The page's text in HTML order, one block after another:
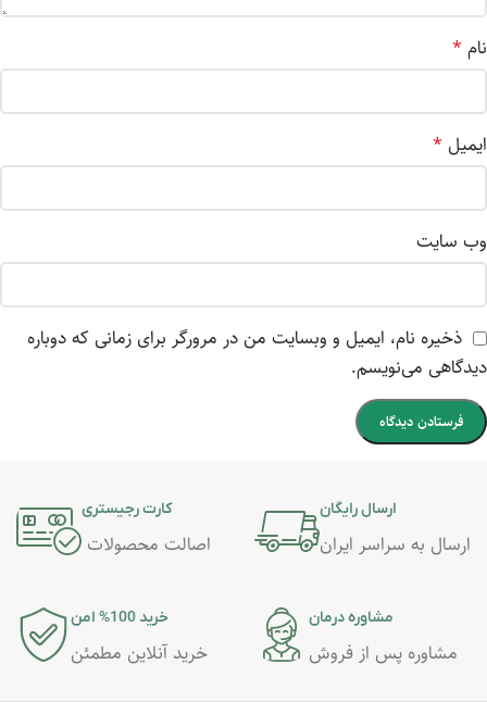
نام *
ایمیل *
وب‌ سایت
ذخیره نام، ایمیل و وبسایت من در مرورگر برای زمانی که دوباره
دیدگاهی می‌نویسم.
ارسال رایگان
ارسال به سراسر ایران
کارت رجیستری
اصالت محصولات
مشاوره درمان
مشاوره پس از فروش
خرید 100% امن
خرید آنلاین مطمئن